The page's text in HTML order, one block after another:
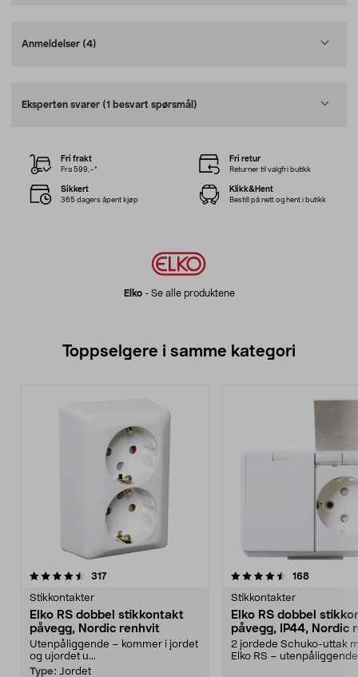
Anmeldelser (4)
Eksperten svarer (1 besvart spørsmål)
Elko- Se alle produktene
Fri frakt
Fra 599,–*
Fri retur
Returner til valgfri butikk
Sikkert
365 dagers åpent kjøp
Klikk&Hent
Bestill på nett og hent i butikk
Toppselgere i samme kategori
317anmeldelser
Stikkontakter
Elko RS dobbel stikkontakt
påvegg, Nordic renhvit
Utenpåliggende – kommer i jordet
og ujordet u...
Type: Jordet
4.5 av 5 stjerner 168
Stikkontakter
Elko RS dobbel
påvegg, IP44, Nordic
2 jordede Schuko-uttak
Elko RS – utenpåliggende
4.5 av 5 stjerner